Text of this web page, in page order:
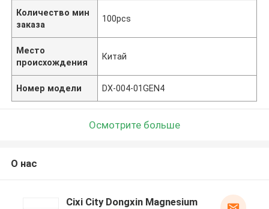
Количество мин
заказа
100pcs
Место
происхождения
Китай
Номер модели DX-004-01GEN4
Осмотрите больше
О нас
Cixi City Dongxin Magnesium